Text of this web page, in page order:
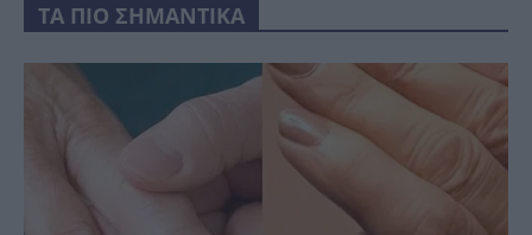
ΤΑ ΠΙΟ ΣΗΜΑΝΤΙΚΑ